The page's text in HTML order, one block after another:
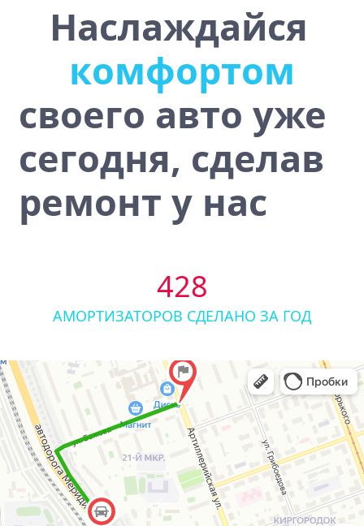
Наслаждайся
комфортом
своего авто уже
сегодня, сделав
ремонт у нас
428
АМОРТИЗАТОРОВ СДЕЛАНО ЗА ГОД